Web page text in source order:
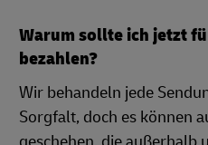
Warum sollte ich jetzt
bezahlen?
Wir behandeln jede
Sorgfalt, doch es können